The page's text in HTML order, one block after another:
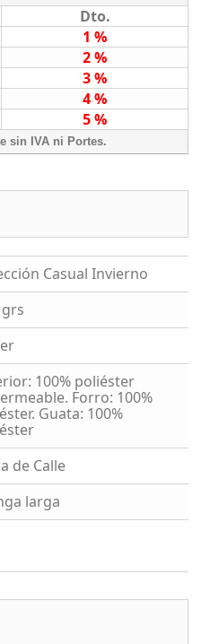
Dto.
1 %
2 %
3 %
4 %
5 %
sin IVA ni Portes.
Casual Invierno
100% poliéster
Forro: 100%
Guata: 100%
de Calle
larga